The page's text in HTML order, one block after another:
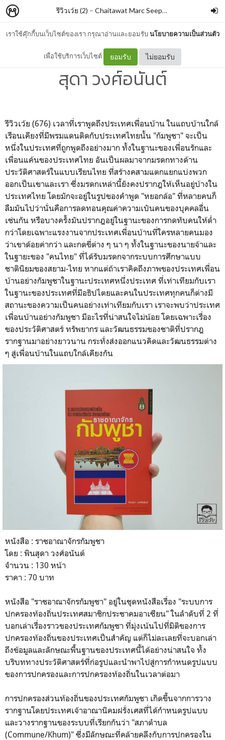
เราใช้คุ๊กกี้บนเว็บไซต์ของเรา กรุณาอ่านและยอมรับนโยบายความเป็นส่วนตัว
เพื่อใช้บริการเว็บไซต์ ยอมรับ ไม่ยอมรับ
รีวิวเว้ย (2) – Chaitawat Marc Seephongsai
ราชอาณาจักรกัมพูชา By พิน
สุดา วงศ์อนันต์
รีวิวเว้ย (676) เวลาที่เราพูดถึงประเทศเพื่อนบ้าน ในแถบบ้านใกล้
เรือนเคียงที่มีพรมแดนติดกับประเทศไทยนั้น "กัมพูชา" จะเป็น
หนึ่งในประเทศที่ถูกพูดถึงอย่างมาก ทั้งในฐานะของเพื่อนรักและ
เพื่อนแค้นของประเทศไทย อันเป็นผลมาจากมรดกทางด้าน
ประวัติศาสตร์ในแบบเรียนไทย ที่สร้างคสามแตกแยกแบ่งพวก
ออกเป็นเขาและเรา ซึ่งมรดกเหล่านี้ยังคงปรากฎให้เห็นอยู่บ้างใน
ประเทศไทย โดยมักจะอยู่ในรูปของคำพูด "หยอกล้อ" ที่หลายคนก็
ลืมมันไปว่านั่นคือการลดทอนคุณค่าความเป๋นคนของบุคคลอื่น
เช่นกัน หรือบางครั้งมันปรากฎอยู่ในฐานะของการกดทับคนให้ต่ำ
กว่าโดยเฉพาะแรงงานจากประเทศเพื่อนบ้านที่ใครหลายคนมอง
ว่าเขาด้อยค่ากว่า และกดขี่ต่าง ๆ นา ๆ ทั้งในฐานะของนายจ้าและ
ในฐายะของ "คนไทย" ที่ได้รับมรดกจากระบบการศึกษาแบบ
ชาตินิยมของสยาม-ไทย หากแต่ถ้าเราคิดถึงภาพของประเทศเพื่อน
บ้านอย่างกัมพูชาในฐานะประเทศหนึ่งประเทศ ที่เท่าเทียมกับเรา
ในฐานะของประเทศที่มีอธิปไตยและคนในประเทศทุกคนก็ต่างมี
สถานะของความเป็นคนอย่างเท่าเทียมกับเรา เราจะพบว่าประเทศ
เพื่อนบ้านอย่างกัมพูชา มีอะไรที่น่าสนใจไม่น้อย โดยเฉพาะเรื่อง
ของประวัติศาสตร์ ทรัพยากร และวัฒนธรรมของชาติที่ปรากฎ
รากฐานมาอย่างยาวนาน กระทั่งส่งออกแนวคิดและวัฒนธรรมต่าง
ๆ สู่เพื่อนบ้านในแถบใกล้เคียงกัน
หนังสือ : ราชอาณาจักรกัมพูชา
โดย : พินสุดา วงศ์อนันต์
จำนวน : 130 หน้า
ราคา : 70 บาท
หนังสือ "ราชอาณาจักรกัมพูชา" อยู่ในชุดหนังสือเรื่อง "ระบบการ
ปกครองท้องถิ่นประเทศสมาชิกประชาคมอาเซียน" ในลำดับที่ 2 ที่
บอกเล่าเรื่องราวของประเทศกัมพูชา ที่มุ่งเน้นไปที่มิติของการ
ปกครองท้องถิ่นของประเทศเป็นสำคัญ แต่ก็ไม่ละเลยที่จะบอกเล่า
ถึงข้อมูลและลักษณะพื้นฐานของประเทศนี้ได้อย่างน่าสนใจ ทั้ง
บริบททางประวัติศาสตร์ที่ก่อรูปและนำพาไปสู่การกำหนดรูปแบบ
ของการปกครองและการปกครองท้องถิ่นในเวลาต่อมา
การปกครองส่วนท้องถิ่นของประเทศกัมพูชา เกิดขึ้นจากการวาง
รากฐานโดยประเทศเจ้าอาณานิคมฝรั่งเศสที่ได้กำหนดรูปแบบ
และวางรากฐานของระบบที่เรียกกันว่า "สภาตำบล
(Commune/Khum)" ซึ่งมีลักษณะที่คล้ายคลึงกับการปกครองใน